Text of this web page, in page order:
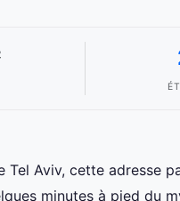
Aviv, cette adresse
minutes à pied du